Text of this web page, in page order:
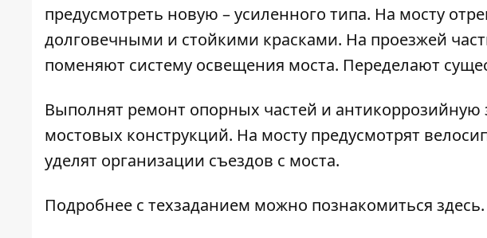
предусмотреть новую – усиленного типа. На мосту
долговечными и стойкими красками. На проезжей
поменяют систему освещения моста. Переделают
Выполнят ремонт опорных частей и
мостовых конструкций. На мосту предусмотрят
уделят организации съездов с моста.
Подробнее с техзаданием можно познакомиться здесь.